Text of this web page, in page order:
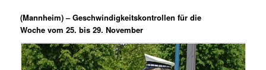
(Mannheim) –Geschwindigkeitskontrollen für die
Woche vom 25. bis 29. November